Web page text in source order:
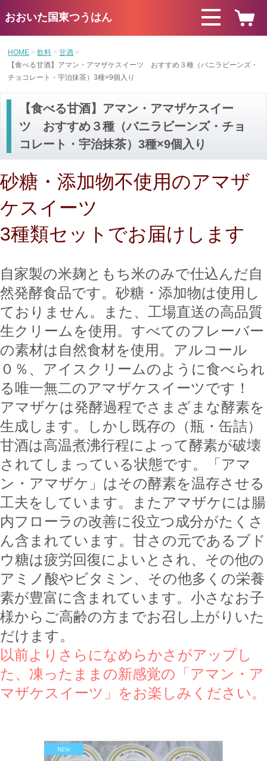
おおいた国東つうはん
HOME 飲料
甘酒
【食べる甘酒】アマン・アマザケスイーツ おすすめ３種（バニラビーンズ・
チョコレート・宇治抹茶）3種×9個入り
【食べる甘酒】アマン・アマザケスイー
ツ おすすめ３種（バニラビーンズ・チョ
コレート・宇治抹茶）3種×9個入り
砂糖・添加物不使用のアマザ
ケスイーツ
3種類セットでお届けします
自家製の米麹ともち米のみで仕込んだ自
然発酵食品です。砂糖・添加物は使用し
ておりません。また、工場直送の高品質
生クリームを使用。すべてのフレーバー
の素材は自然食材を使用。アルコール
０％、アイスクリームのように食べられ
る唯一無二のアマザケスイーツです！
アマザケは発酵過程でさまざまな酵素を
生成します。しかし既存の（瓶・缶詰）
甘酒は高温煮沸行程によって酵素が破壊
されてしまっている状態です。「アマ
ン・アマザケ」はその酵素を温存させる
工夫をしています。またアマザケには腸
内フローラの改善に役立つ成分がたくさ
ん含まれています。甘さの元であるブド
ウ糖は疲労回復によいとされ、その他の
アミノ酸やビタミン、その他多くの栄養
素が豊富に含まれています。小さなお子
様からご高齢の方までお召し上がりいた
だけます。
以前よりさらになめらかさがアップし
た、凍ったままの新感覚の「アマン・ア
マザケスイーツ」をお楽しみください。